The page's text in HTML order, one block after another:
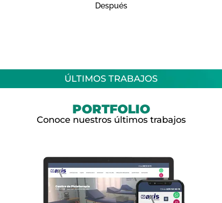
Después
ÚLTIMOS TRABAJOS
PORTFOLIO
Conoce nuestros últimos trabajos